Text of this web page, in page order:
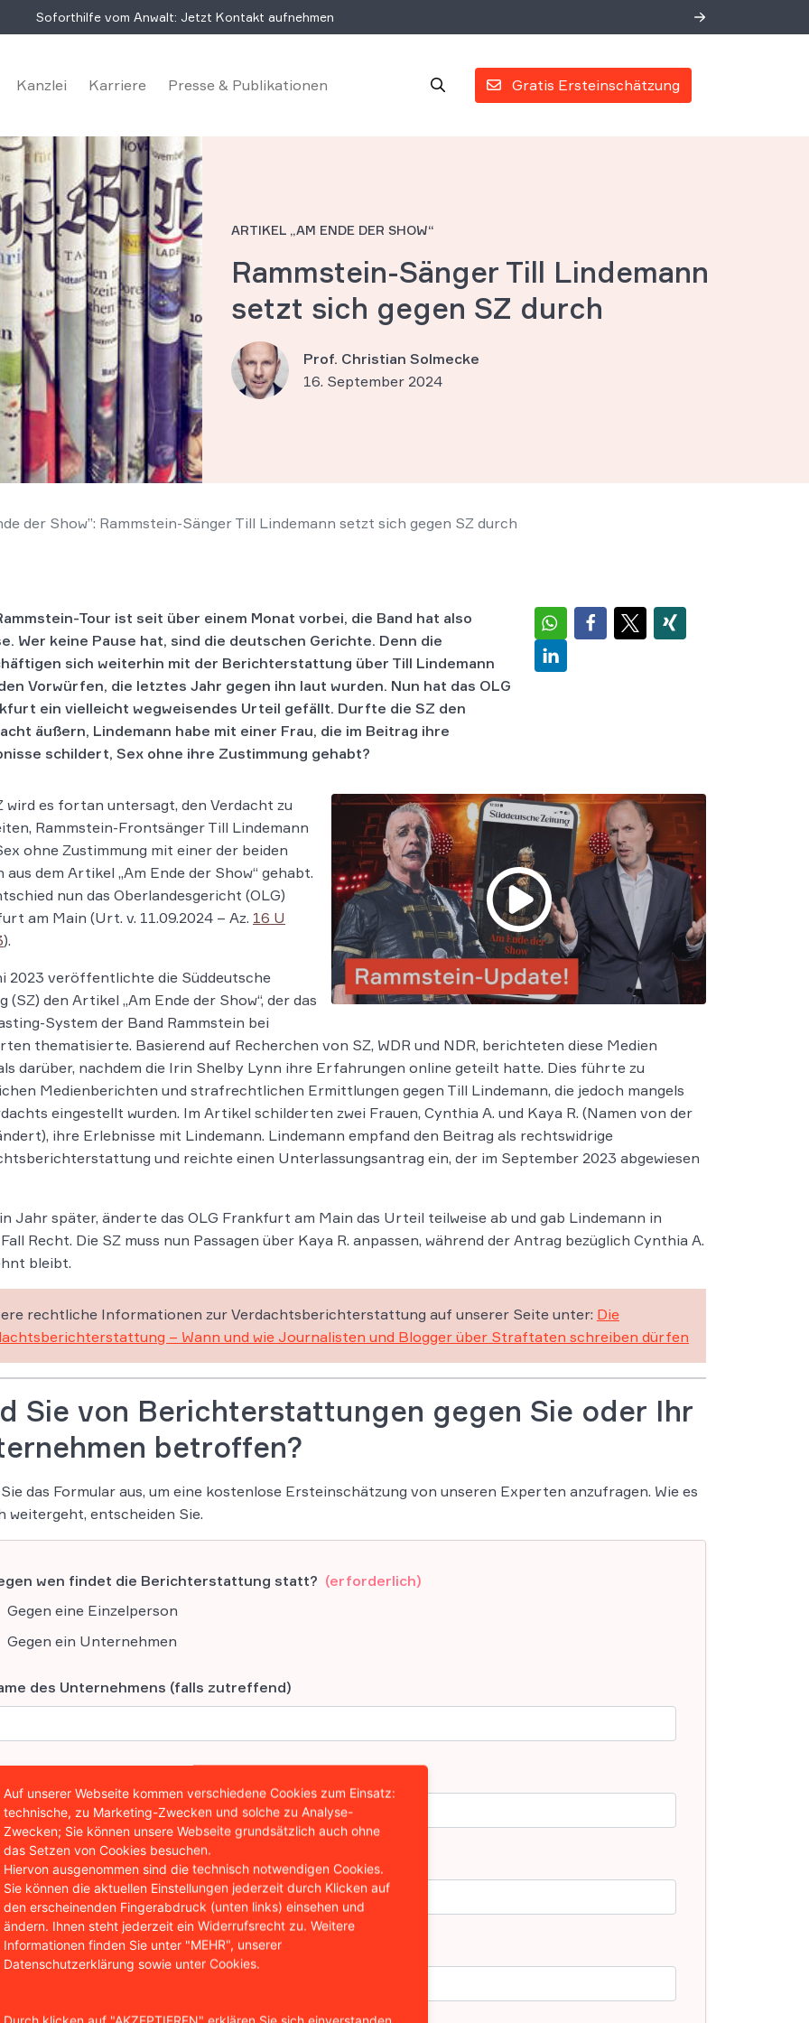
Soforthilfe vom Anwalt: Jetzt Kontakt aufnehmen
Gratis Ersteinschätzung
Kanzlei Karriere Presse & Publikationen
ARTIKEL „AM ENDE DER SHOW“
Rammstein-Sänger Till Lindemann
setzt sich gegen SZ durch
Prof. Christian Solmecke
16. September 2024
der Show”: Rammstein-Sänger Till Lindemann setzt sich gegen SZ durch
Tour ist seit über einem Monat vorbei, die Band hat also
Wer keine Pause hat, sind die deutschen Gerichte. Denn die
sich weiterhin mit der Berichterstattung über Till Lindemann
Vorwürfen, die letztes Jahr gegen ihn laut wurden. Nun hat das OLG
ein vielleicht wegweisendes Urteil gefällt. Durfte die SZ den
äußern, Lindemann habe mit einer Frau, die im Beitrag ihre
schildert, Sex ohne ihre Zustimmung gehabt?
wird es fortan untersagt, den Verdacht zu
Rammstein-Frontsänger Till Lindemann
ohne Zustimmung mit einer der beiden
aus dem Artikel „Am Ende der Show“ gehabt.
nun das Oberlandesgericht (OLG)
am Main (Urt. v. 11.09.2024 – Az. 16 U
).
2023 veröffentlichte die Süddeutsche
(SZ) den Artikel „Am Ende der Show“, der das
System der Band Rammstein bei
thematisierte. Basierend auf Recherchen von SZ, WDR und NDR, berichteten diese Medien
darüber, nachdem die Irin Shelby Lynn ihre Erfahrungen online geteilt hatte. Dies führte zu
Medienberichten und strafrechtlichen Ermittlungen gegen Till Lindemann, die jedoch mangels
eingestellt wurden. Im Artikel schilderten zwei Frauen, Cynthia A. und Kaya R. (Namen von der
ihre Erlebnisse mit Lindemann. Lindemann empfand den Beitrag als rechtswidrige
und reichte einen Unterlassungsantrag ein, der im September 2023 abgewiesen
Jahr später, änderte das OLG Frankfurt am Main das Urteil teilweise ab und gab Lindemann in
Recht. Die SZ muss nun Passagen über Kaya R. anpassen, während der Antrag bezüglich Cynthia A.
bleibt.
rechtliche Informationen zur Verdachtsberichterstattung auf unserer Seite unter: Die
– Wann und wie Journalisten und Blogger über Straftaten schreiben dürfen
Sie von Berichterstattungen gegen Sie oder Ihr
betroffen?
das Formular aus, um eine kostenlose Ersteinschätzung von unseren Experten anzufragen. Wie es
weitergeht, entscheiden Sie.
wen findet die Berichterstattung statt? (erforderlich)
Gegen eine Einzelperson
Gegen ein Unternehmen
des Unternehmens (falls zutreffend)
des Ansprechpartners (erforderlich)
Adresse des Ansprechpartners (erforderlich)
Auf unserer Webseite kommen verschiedene Cookies zum Einsatz:
technische, zu Marketing-Zwecken und solche zu Analyse-
Zwecken; Sie können unsere Webseite grundsätzlich auch ohne
das Setzen von Cookies besuchen.
Hiervon ausgenommen sind die technisch notwendigen Cookies.
Sie können die aktuellen Einstellungen jederzeit durch Klicken auf
den erscheinenden Fingerabdruck (unten links) einsehen und
ändern. Ihnen steht jederzeit ein Widerrufsrecht zu. Weitere
Informationen finden Sie unter "MEHR", unserer
Datenschutzerklärung sowie unter Cookies.